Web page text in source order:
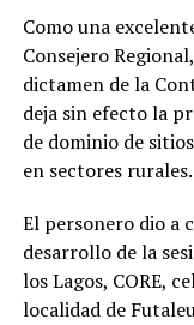
comunidad:«En
la comunidad en
concejo
este sueño con la
permita el
albergar la
«Es un orgullo
comunidad.
invaluables
grupo fantástico,
Como una
Consejero
dictamen de la
deja sin efecto la
de dominio de
en sectores rurales.
El personero dio a
desarrollo de la
los Lagos, CORE,
localidad de